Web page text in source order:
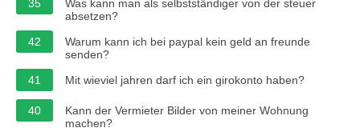
35
Was kann man als selbstständiger von der steuer
absetzen?
42
Warum kann ich bei paypal kein geld an freunde
senden?
41
Mit wieviel jahren darf ich ein girokonto haben?
40
Kann der Vermieter Bilder von meiner Wohnung
machen?